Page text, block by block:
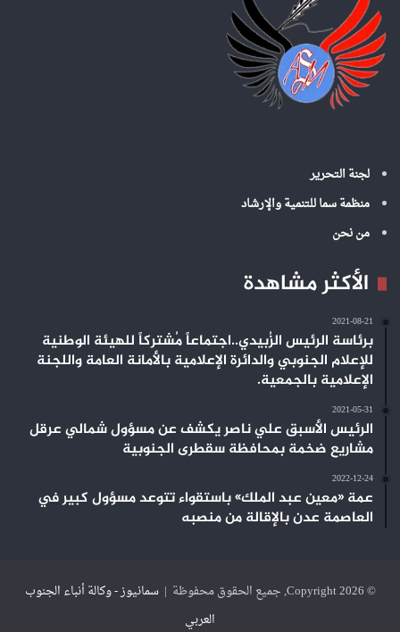
لجنة التحرير
منظمة سما للتنمية والإرشاد
من نحن
الأكثر مشاهدة
2021-08-21
برئاسة الرئيس الزُبيدي..اجتماعاً مُشتركاً للهيئة الوطنية
للإعلام الجنوبي والدائرة الإعلامية بالأمانة العامة واللجنة
الإعلامية بالجمعية.
2021-05-31
الرئيس الأسبق علي ناصر يكشف عن مسؤول شمالي عرقل
مشاريع ضخمة بمحافظة سقطرى الجنوبية
2022-12-24
عمة «معين عبد الملك» باستقواء تتوعد مسؤول كبير في
العاصمة عدن بالإقالة من منصبه
© Copyright 2026, جميع الحقوق محفوظة |
سمانيوز - وكالة أنباء الجنوب
العربي